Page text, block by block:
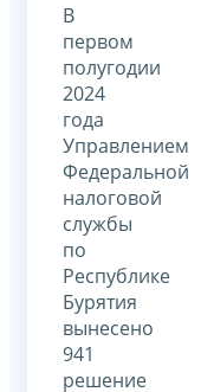
В
первом
полугодии
2024
года
Управлением
Федеральной
налоговой
службы
по
Республике
Бурятия
вынесено
941
решение